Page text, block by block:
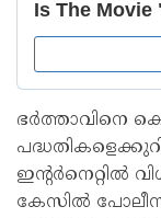
ഭർത്താവിനെ
ഇന്റർനെറ്റിൽ
കേസിൽ